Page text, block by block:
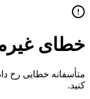
خطای
متأسفانه خطایی رخ
کنید.